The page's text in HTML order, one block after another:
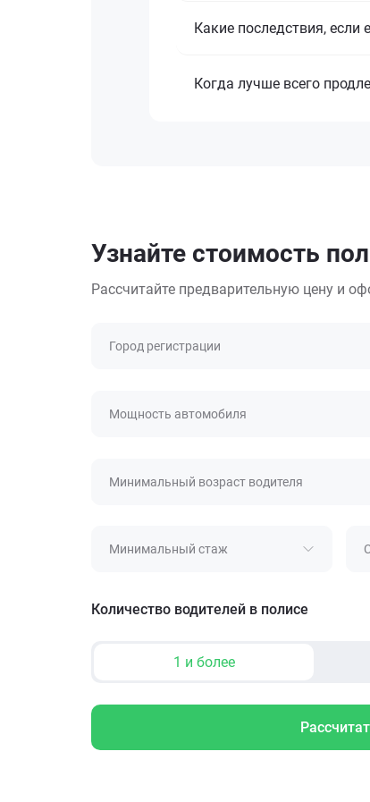
Какие последствия, если
Когда лучше всего
Узнайте стоимость
Рассчитайте предварительную цену и
Город регистрации
Мощность автомобиля
Минимальный возраст водителя
Минимальный стаж
Количество водителей в полисе
1 и более